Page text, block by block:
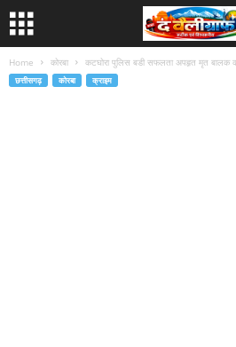
Home कोरबा कटघोरा पुलिस बडी सफलता अपहृत मृत बालक
छत्तीसगढ़ कोरबा क्राइम